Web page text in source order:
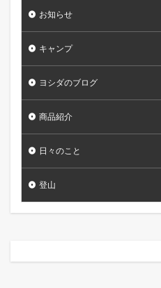
お知らせ
キャンプ
ヨシダのブログ
商品紹介
日々のこと
登山